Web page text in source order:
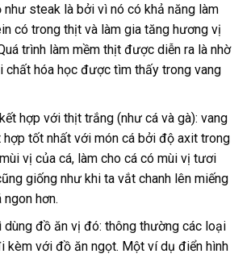
steak là bởi vì nó có khả năng làm
có trong thịt và làm gia tăng hương vị
trình làm mềm thịt được diễn ra là nhờ
chất hóa học được tìm thấy trong vang
hợp với thịt trắng (như cá và gà): vang
tốt nhất với món cá bởi độ axit trong
vị của cá, làm cho cá có mùi vị tươi
giống như khi ta vắt chanh lên miếng
hơn.
dùng đồ ăn vị đó: thông thường các loại
kèm với đồ ăn ngọt. Một ví dụ điển hình